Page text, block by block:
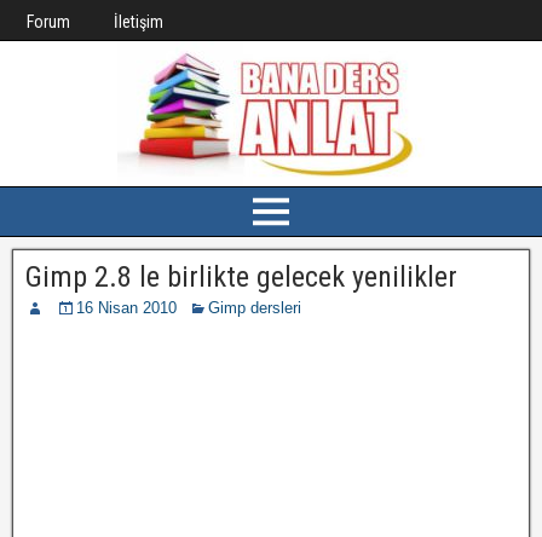
Forum İletişim
Gimp 2.8 le birlikte gelecek yenilikler
16 Nisan 2010 Gimp dersleri